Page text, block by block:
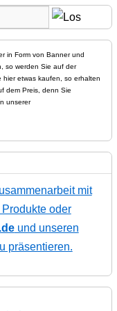
in Form von Banner und
so werden Sie auf der
etwas kaufen, so erhalten
dem Preis, denn Sie
unserer
mit
oder
und unseren
präsentieren.